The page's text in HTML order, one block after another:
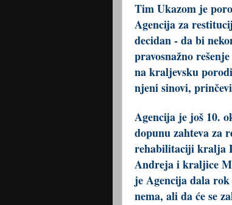
Tim Ukazom je
Agencija za
decidan - da bi
pravosnažno
na kraljevsku
njeni sinovi,
Agencija je još 10.
dopunu zahteva za
rehabilitaciji kralja
Andreja i kraljice
je Agencija dala
nema, ali da će se